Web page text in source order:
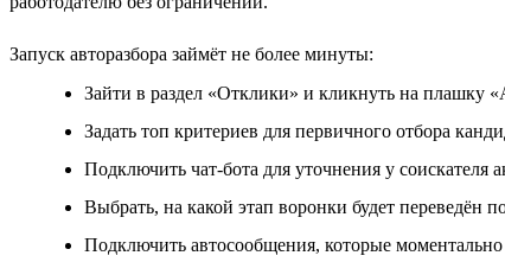
Запуск авторазбора займёт не более минуты:
Зайти в раздел «Отклики» и кликнуть на плашку
Задать топ критериев для первичного отбора
Подключить чат-бота для уточнения у
Выбрать, на какой этап воронки будет
Подключить автосообщения, которые